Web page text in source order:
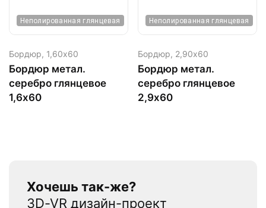
Неполированная глянцевая
Бордюр, 1,60х60
Бордюр метал.
серебро глянцевое
1,6х60
Неполированная глянцевая
Бордюр, 2,90х60
Бордюр метал.
серебро глянцевое
2,9х60
Хочешь так-же?
3D-VR дизайн-проект